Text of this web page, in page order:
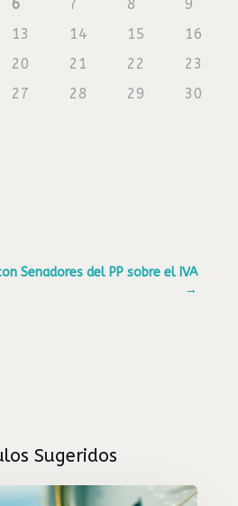
6 7 8
9
13 14 15
16
20 21 22
23
27 28 29
30
Senadores del PP sobre el IVA
→
Sugeridos